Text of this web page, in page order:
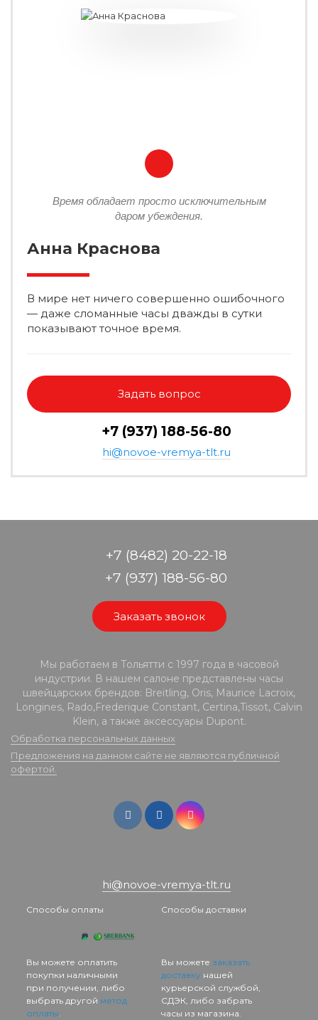
Время обладает просто исключительным
даром убеждения.
Анна Краснова
В мире нет ничего совершенно ошибочного
— даже сломанные часы дважды в сутки
показывают точное время.
Задать вопрос
+7 (937) 188-56-80
hi@novoe-vremya-tlt.ru
+7 (8482) 20-22-18
+7 (937) 188-56-80
Заказать звонок
Мы работаем в Тольятти с 1997 года в часовой
индустрии. В нашем салоне представлены часы
швейцарских брендов: Breitling, Oris, Maurice Lacroix,
Longines, Rado,Frederique Constant, Certina,Tissot, Calvin
Klein, а также аксессуары Dupont.
Обработка персональных данных
Предложения на данном сайте не являются публичной
офертой.
hi@novoe-vremya-tlt.ru
Способы оплаты
Вы можете оплатить
покупки наличными
при получении, либо
выбрать другой метод
оплаты.
Способы доставки
Вы можете заказать
доставкунашей
курьерской службой,
СДЭК, либо забрать
часы из магазина.